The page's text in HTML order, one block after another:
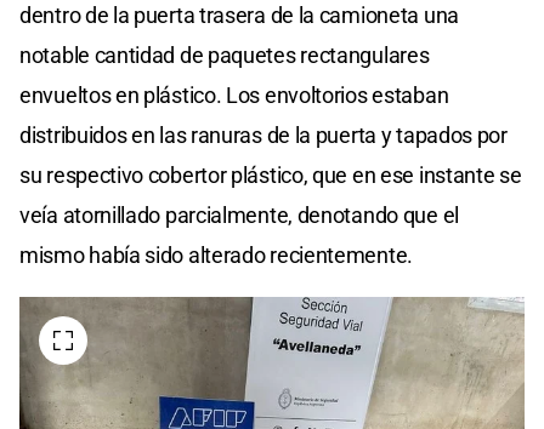
dentro de la puerta trasera de la camioneta una
notable cantidad de paquetes rectangulares
envueltos en plástico. Los envoltorios estaban
distribuidos en las ranuras de la puerta y tapados por
su respectivo cobertor plástico, que en ese instante se
veía atornillado parcialmente, denotando que el
mismo había sido alterado recientemente.